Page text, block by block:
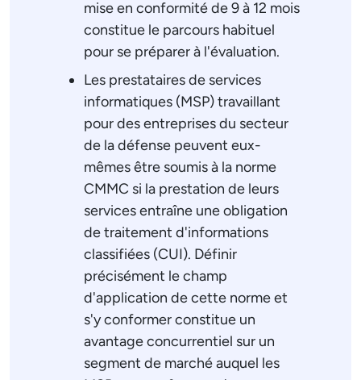
mise en conformité de 9 à 12 mois
constitue le parcours habituel
pour se préparer à l'évaluation.
Les prestataires de services
informatiques (MSP) travaillant
pour des entreprises du secteur
de la défense peuvent eux-
mêmes être soumis à la norme
CMMC si la prestation de leurs
services entraîne une obligation
de traitement d'informations
classifiées (CUI). Définir
précisément le champ
d'application de cette norme et
s'y conformer constitue un
avantage concurrentiel sur un
segment de marché auquel les